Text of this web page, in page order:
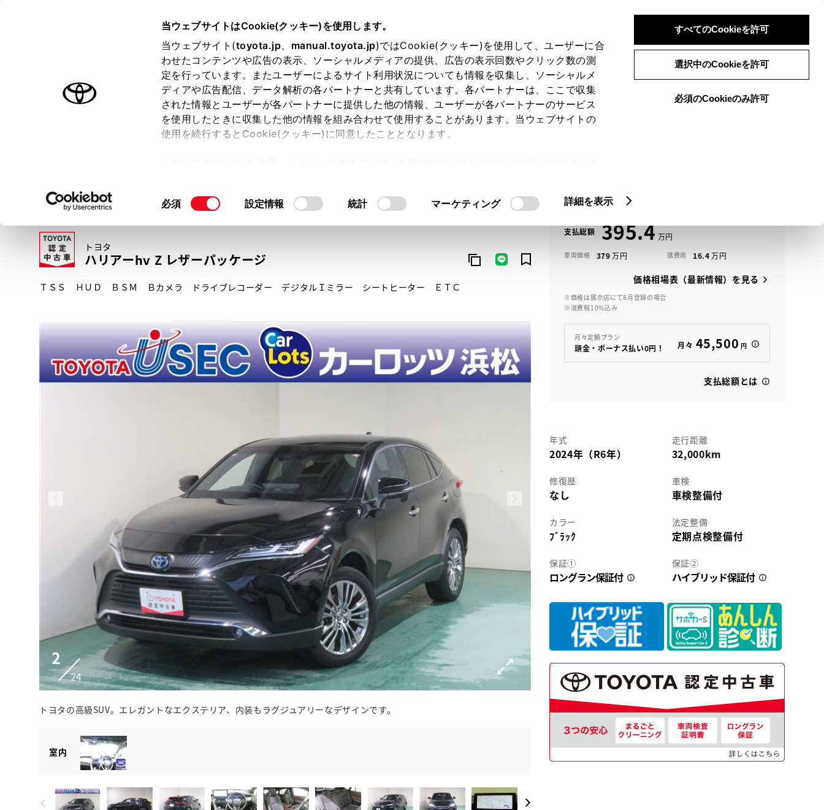
当ウェブサイトはCookie(クッキー)を使用します。
当ウェブサイト(toyota.jp、 manual.toyota.jp)ではCookie(クッキー)を使用して、ユーザーに合
わせたコンテンツや広告の表示、ソーシャルメディアの提供、広告の表示回数やクリック数の測
定を行っています。またユーザーによるサイト利用状況についても情報を収集し、ソーシャルメ
ディアや広告配信、データ解析の各パートナーと共有しています。各パートナーは、ここで収集
された情報とユーザーが各パートナーに提供した他の情報、ユーザーが各パートナーのサービス
を使用したときに収集した他の情報を組み合わせて使用することがあります。当ウェブサイトの
使用を続行するとCookie(クッキー)に同意したこととなります。
て」をご覧ください。
同
択
必須 設定情報 統計 マーケティング 詳細を表示
すべてのCookieを許可
選択中のCookieを許可
必須のCookieのみ許可
ログイン 検索 メニュー
オーナーサポート トピックス
トヨタ認定中古車 メニュー
トヨタ認定中古車の魅力 3つの買い方 オンライン購入お気に入り 保存した見積り
トヨタ
ハリアーhv Z レザーパッケージ
ＴＳＳ ＨＵＤ ＢＳＭ Ｂカメラ ドライブレコーダー デジタルＩミラー シートヒーター ＥＴＣ
2
24
トヨタの高級SUV。エレガントなエクステリア、内装もラグジュアリーなデザインです。
3
24
カーロッツ浜松の車両価格は車検整備費用・納車前点検費用込み！ だ
室内
支払総額 395.4
車両価格 379 諸費用 16.4
価格相場表（最新情報）を見る
※価格は展示店にて8月登録の場合
※消費税10%込み
月々定額プラン
頭金・ボーナス払い0円！ 月々 45,500 円
支払総額とは
年式
2024年（R6年）
走行距離
32,000km
修復歴
なし
車検
車検整備付
カラー
ﾌﾞﾗｯｸ
法定整備
定期点検整備付
保証①
ロングラン保証付
保証②
ハイブリッド保証付